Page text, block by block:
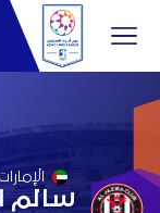
الإمارات
سالم